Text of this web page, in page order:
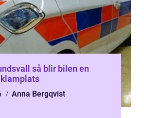
blir bilen en
Anna Bergqvist